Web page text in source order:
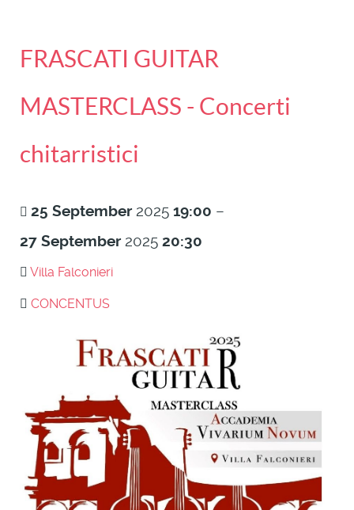
FRASCATI GUITAR
MASTERCLASS - Concerti
chitarristici
25 September 2025 19:00 –
27 September 2025 20:30
Villa Falconieri
CONCENTUS